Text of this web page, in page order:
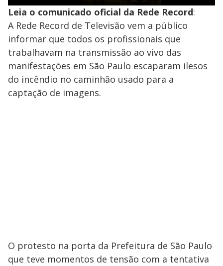
Leia o comunicado oficial da Rede Record:
A Rede Record de Televisão vem a público
informar que todos os profissionais que
trabalhavam na transmissão ao vivo das
manifestações em São Paulo escaparam ilesos
do incêndio no caminhão usado para a
captação de imagens.
O protesto na porta da Prefeitura de São Paulo
que teve momentos de tensão com a tentativa